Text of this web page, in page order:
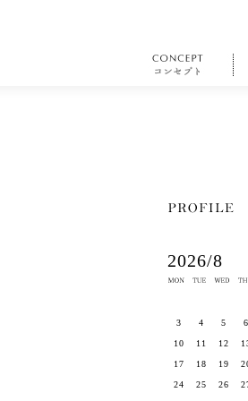
2026/8
3 4 5 6
10 11 12
17 18 19
24 25 26